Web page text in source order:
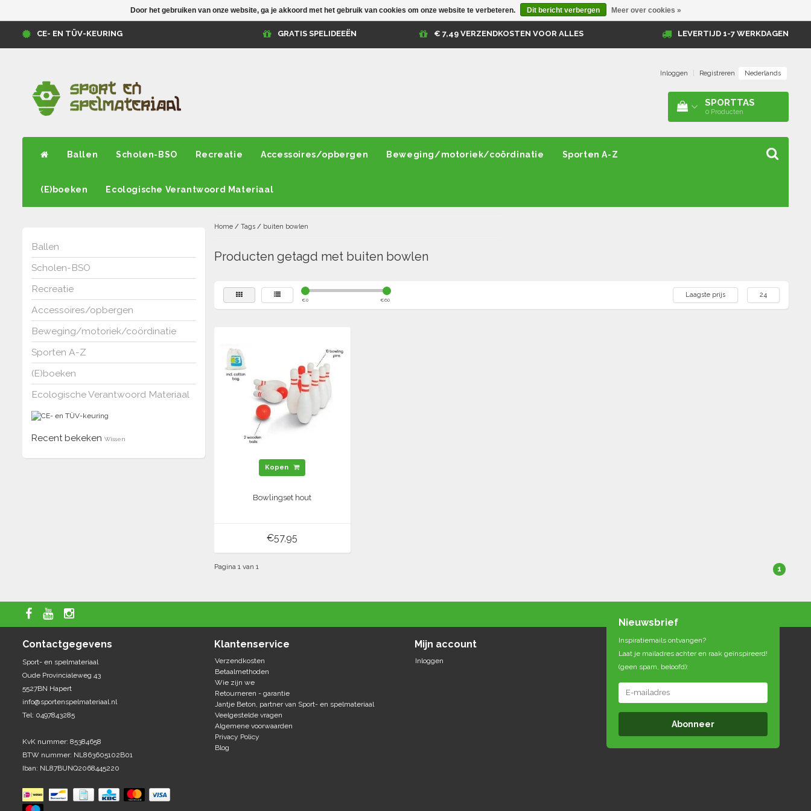
CE- EN TÜV-KEURING GRATIS SPELIDEEËN € 7,49 VERZENDKOSTEN VOOR ALLES LEVERTIJD 1-7 WERKDAGEN
Inloggen Registreren Nederlands
SPORTTAS
0 Producten
Ballen Scholen-BSO Recreatie Accessoires/opbergen Beweging/motoriek/coördinatie Sporten A-Z
(E)boeken Ecologische Verantwoord Materiaal
Ballen
Scholen-BSO
Recreatie
Accessoires/opbergen
Beweging/motoriek/coördinatie
Sporten A-Z
(E)boeken
Ecologische Verantwoord Materiaal
Recent bekeken Wissen
Home/ Tags/ buiten bowlen
Producten getagd met buiten bowlen
€0 €60
Laagste prijs 24
Kopen
Bowlingset hout
€57,95
Pagina 1 van 1 1
Contactgegevens
Sport- en spelmateriaal
Oude Provincialeweg 43
5527BN Hapert
info@sportenspelmateriaal.nl
Tel: 0497843285
KvK nummer: 85384658
BTW nummer: NL863605102B01
Iban: NL87BUNQ2068445220
Klantenservice
Verzendkosten
Betaalmethoden
Wie zijn we
Retourneren - garantie
Jantje Beton, partner van Sport- en spelmateriaal
Veelgestelde vragen
Algemene voorwaarden
Privacy Policy
Blog
Mijn account
Inloggen
Nieuwsbrief
Inspiratiemails ontvangen?
Laat je mailadres achter en raak geïnspireerd!
(geen spam, beloofd):
Abonneer
Door het gebruiken van onze website, ga je akkoord met het gebruik van cookies om onze website te verbeteren. Dit bericht verbergen Meer over cookies »